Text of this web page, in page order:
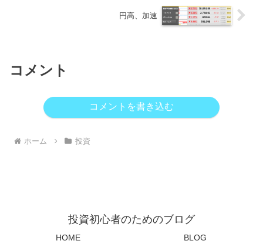
円高、加速
コメント
コメントを書き込む
ホーム 投資
投資初心者のためのブログ
HOME
BLOG